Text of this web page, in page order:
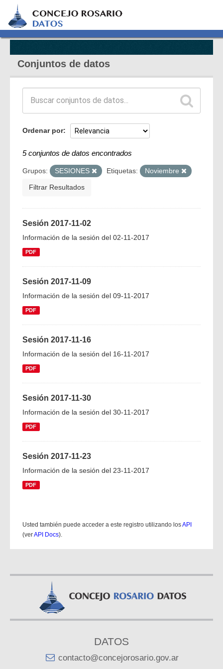
Conjuntos de datos
Ordenar por
5 conjuntos de datos encontrados
Grupos: SESIONES Etiquetas: Noviembre
Filtrar Resultados
Sesión 2017-11-02
Información de la sesión del 02-11-2017
PDF
Sesión 2017-11-09
Información de la sesión del 09-11-2017
PDF
Sesión 2017-11-16
Información de la sesión del 16-11-2017
PDF
Sesión 2017-11-30
Información de la sesión del 30-11-2017
PDF
Sesión 2017-11-23
Información de la sesión del 23-11-2017
PDF
Usted también puede acceder a este registro utilizando losAPI
(verAPI Docs).
DATOS
contacto@concejorosario.gov.ar